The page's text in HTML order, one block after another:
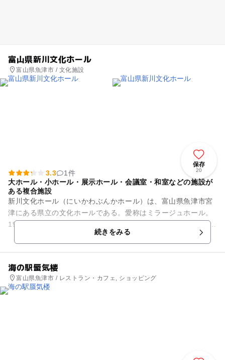
富山県新川文化ホール
富山県魚津市 / 文化施設
保存
20
3.3
1件
大ホール・小ホール・展示ホール・会議室・和室などの施設が
ある複合施設
新川文化ホール（にいかわぶんかホール）は、富山県魚津市宮
津にある県立の文化ホールである。愛称はミラージュホール。
1994年11月に完成。地方自治法（昭和22年法律第67号）第24
続きをみる
海の駅蜃気楼
富山県魚津市 / レストラン・カフェ, ショッピング